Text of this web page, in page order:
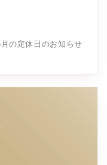
の定休日のお知らせ